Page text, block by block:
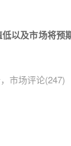
以及市场将
市场评论(247)